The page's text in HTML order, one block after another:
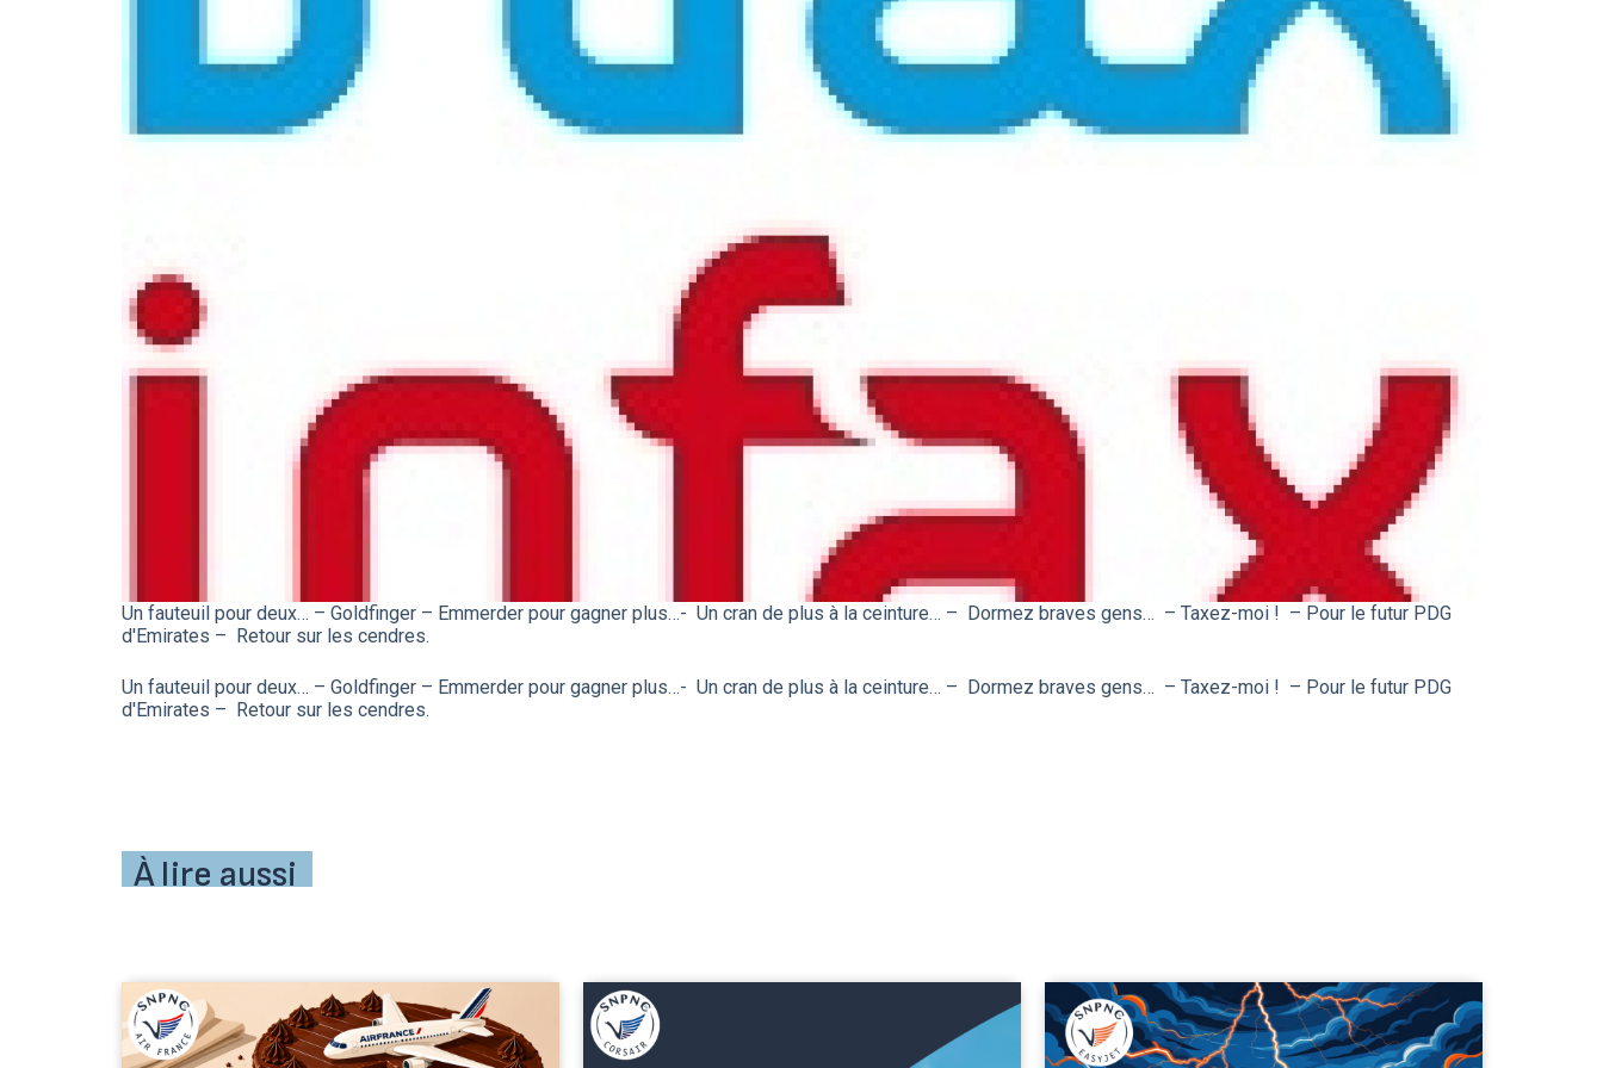
Un fauteuil pour deux… – Goldfinger – Emmerder pour gagner plus…- Un cran de plus à la ceinture… – Dormez braves gens… – Taxez-moi ! – Pour le futur PDG
d'Emirates – Retour sur les cendres.
Un fauteuil pour deux… – Goldfinger – Emmerder pour gagner plus…- Un cran de plus à la ceinture… – Dormez braves gens… – Taxez-moi ! – Pour le futur PDG
d'Emirates – Retour sur les cendres.
À lire aussi